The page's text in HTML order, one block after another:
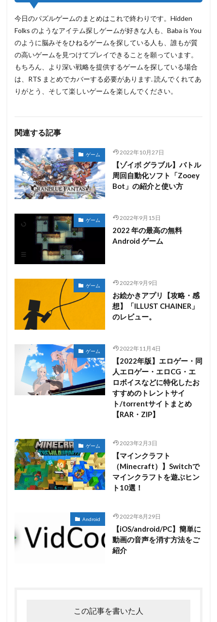
今日のパズルゲームのまとめはこれで終わりです。Hidden
Folks のようなアイテム探しゲームが好きな人も、Baba is You
のように脳みそをひねるゲームを探している人も、誰もが質
の高いゲームを見つけてプレイできることを願っています。
もちろん、より深い戦略を提供するゲームを探している場合
は、RTS まとめでカバーする必要があります. 読んでくれてあ
りがとう、そして楽しいゲームを楽しんでください。
関連する記事
ゲーム 2022年10月27日
【ゾイボ グラブル】バトル
周回自動化ソフト「Zooey
Bot」の紹介と使い方
ゲーム 2022年9月15日
2022 年の最高の無料
Android ゲーム
ゲーム 2022年9月9日
お絵かきアプリ【攻略・感
想】「ILLUST CHAINER」
のレビュー。
ゲーム 2022年11月4日
【2022年版】エロゲー・同
人エロゲー・エロCG・エ
ロボイスなどに特化したお
すすめのトレントサイ
ト/torrentサイトまとめ
【RAR・ZIP】
ゲーム 2023年2月3日
【マインクラフト
（Minecraft）】Switchで
マインクラフトを遊ぶヒン
ト10選！
Android 2022年8月29日
【iOS/android/PC】簡単に
動画の音声を消す方法をご
紹介
この記事を書いた人